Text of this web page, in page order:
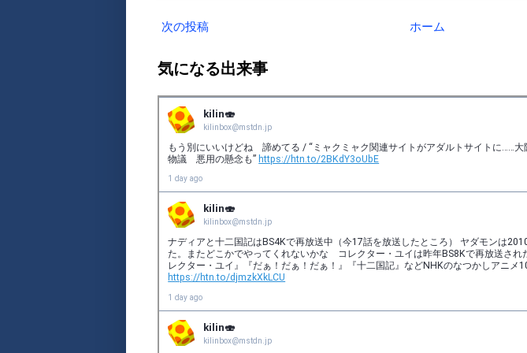
次の投稿 ホーム
気になる出来事